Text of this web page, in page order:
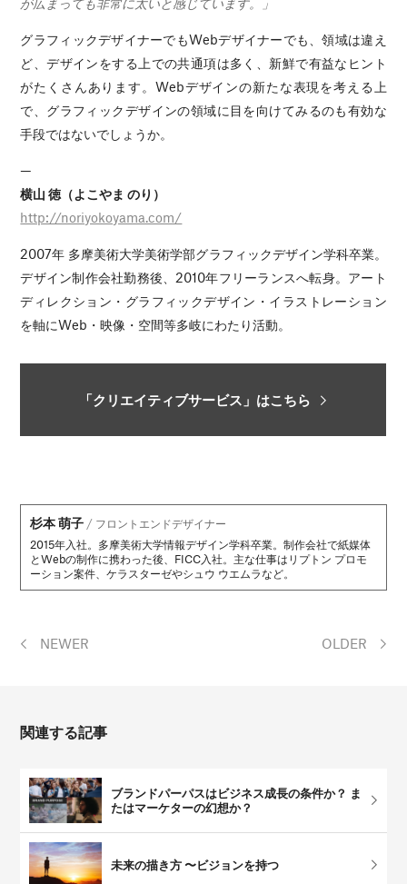
グラフィックデザイナーでもWebデザイナーでも、領域は違え
ど、デザインをする上での共通項は多く、新鮮で有益なヒント
がたくさんあります。Webデザインの新たな表現を考える上
で、グラフィックデザインの領域に目を向けてみるのも有効な
手段ではないでしょうか。
—
横山 徳（よこやま のり）
http://noriyokoyama.com/
2007年 多摩美術大学美術学部グラフィックデザイン学科卒業。
デザイン制作会社勤務後、2010年フリーランスへ転身。アート
ディレクション・グラフィックデザイン・イラストレーション
を軸にWeb・映像・空間等多岐にわたり活動。
「クリエイティブサービス」はこちら
杉本 萌子 / フロントエンドデザイナー
2015年入社。多摩美術大学情報デザイン学科卒業。制作会社で紙媒体
とWebの制作に携わった後、FICC入社。主な仕事はリプトン プロモ
ーション案件、ケラスターゼやシュウ ウエムラなど。
NEWER OLDER
関連する記事
ブランドパーパスはビジネス成長の条件か？ ま
たはマーケターの幻想か？
未来の描き方 〜ビジョンを持つ